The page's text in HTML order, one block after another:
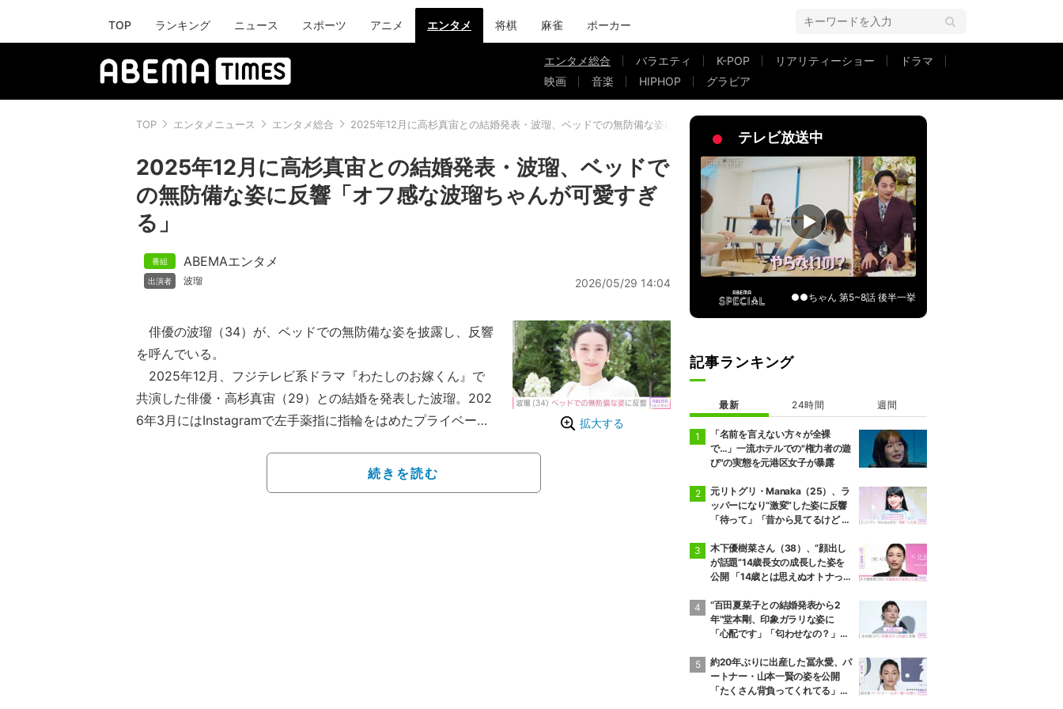
TOP ランキング ニュース スポーツ アニメ エンタメ 将棋 麻雀 ポーカー
エンタメ総合 バラエティ K-POP リアリティーショー
ドラマ
映画
音楽 HIPHOP グラビア
TOP エンタメニュース エンタメ総合 2025年12月に高杉真宙との結婚発表・波瑠、ベッドでの無防備な姿に反響「オフ感な波瑠ちゃんが可愛すぎる」
2025年12月に高杉真宙との結婚発表・波瑠、ベッドで
の無防備な姿に反響「オフ感な波瑠ちゃんが可愛すぎ
る」
ABEMAエンタメ
波瑠 2026/05/29 14:04
拡大する
俳優の波瑠（34）が、ベッドでの無防備な姿を披露し、反響
を呼んでいる。
2025年12月、フジテレビ系ドラマ『わたしのお嫁くん』で
共演した俳優・高杉真宙（29）との結婚を発表した波瑠。202
6年3月にはInstagramで左手薬指に指輪をはめたプライベート
てるの見た」「指輪尊い」などと話題になっていた。
続きを読む
テレビ放送中
●●ちゃん 第5~8話 後半一挙
記事ランキング
最新 24時間 週間
「名前を言えない方々が全裸
で…」一流ホテルでの"権力者の遊
び"の実態を元港区女子が暴露
元リトグリ・Manaka（25）、ラ
ッパーになり“激変”した姿に反響
「待って」「昔から見てるけど 最
木下優樹菜さん（38）、“顔出し
が話題”14歳長女の成長した姿を
公開 「14歳とは思えぬオトナっぽ
ぎる」など反響
“百田夏菜子との結婚発表から2
年”堂本剛、印象ガラリな姿に
「心配です」「匂わせなの？」な
約20年ぶりに出産した冨永愛、パ
ートナー・山本一賢の姿を公開
「たくさん背負ってくれてる」感